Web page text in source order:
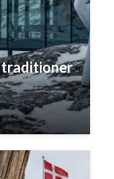
traditioner